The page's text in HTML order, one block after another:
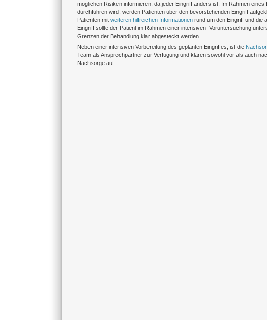
möglichen Risiken informieren, da jeder Eingriff anders ist. Im Rahmen
durchführen wird, werden Patienten über den bevorstehenden Eingriff
Patienten mit weiteren hilfreichen Informationen rund um den Eingriff und die
Eingriff sollte der Patient im Rahmen einer intensiven Voruntersuchung
Grenzen der Behandlung klar abgesteckt werden.
Neben einer intensiven Vorbereitung des geplanten Eingriffes, ist die
Team als Ansprechpartner zur Verfügung und klären sowohl vor als auch
Nachsorge auf.